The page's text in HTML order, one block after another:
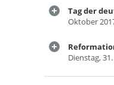
Tag der
Oktober
Dienstag,